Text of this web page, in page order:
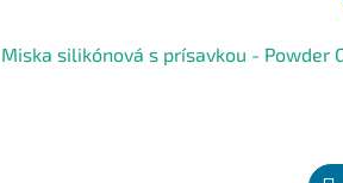
Miska silikónová s prísavkou - Powder